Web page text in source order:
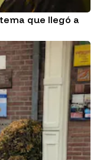
que llegó a